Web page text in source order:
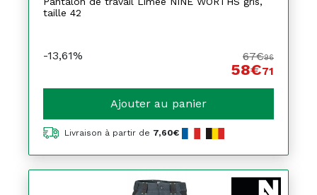
taille 42
-13,61% 67€96
58€71
Ajouter au panier
Livraison à partir de 7,60€